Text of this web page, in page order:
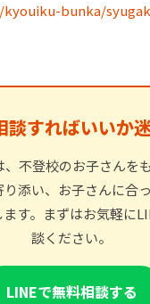
bunka/
談すればいいか
、不登校のお子さんを
り添い、お子さんに合
す。まずはお気軽に
談ください。
LINEで無料相談する